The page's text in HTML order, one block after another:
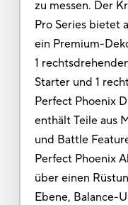
zu messen. Der
Pro Series bietet
ein Premium-
1
Starter und 1
Perfect Phoenix
enthält Teile aus
und Battle
Perfect Phoenix
über einen
Ebene, Balance-